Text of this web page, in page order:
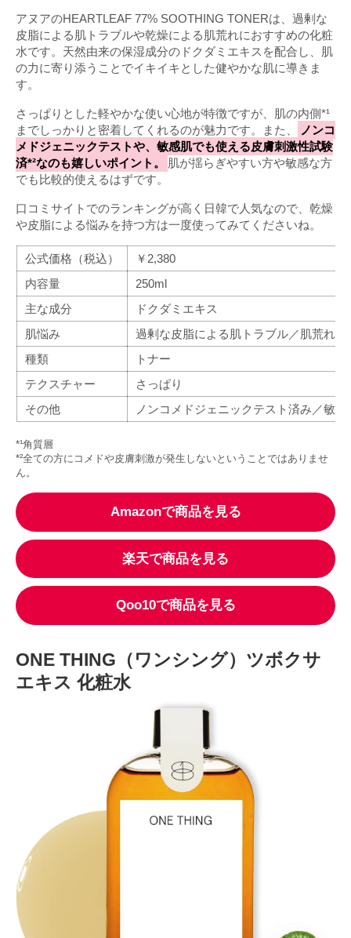
アヌアのHEARTLEAF 77% SOOTHING TONERは、過剰な
皮脂による肌トラブルや乾燥による肌荒れにおすすめの化粧
水です。天然由来の保湿成分のドクダミエキスを配合し、肌
の力に寄り添うことでイキイキとした健やかな肌に導きま
す。
さっぱりとした軽やかな使い心地が特徴ですが、肌の内側*¹
までしっかりと密着してくれるのが魅力です。また、
ノンコ
メドジェニックテストや、敏感肌でも使える皮膚刺激性試験
済*²なのも嬉しいポイント。
肌が揺らぎやすい方や敏感な方
でも比較的使えるはずです。
口コミサイトでのランキングが高く日韓で人気なので、乾燥
や皮脂による悩みを持つ方は一度使ってみてくださいね。
公式価格（税込）
￥2,380
内容量
250ml
主な成分
ドクダミエキス
肌悩み
過剰な皮脂による肌トラブル／肌荒れ／
種類
トナー
テクスチャー
さっぱり
その他
ノンコメドジェニックテスト済み／敏
*¹角質層
*²全ての方にコメドや皮膚刺激が発生しないということではありませ
ん。
Amazonで商品を見る
楽天で商品を見る
Qoo10で商品を見る
ONE THING（ワンシング）ツボクサ
エキス 化粧水